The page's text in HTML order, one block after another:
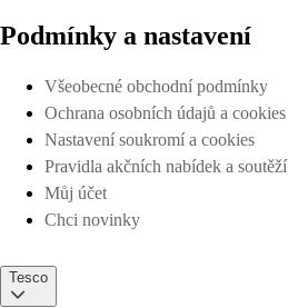
Podmínky a nastavení
Všeobecné obchodní podmínky
Ochrana osobních údajů a cookies
Nastavení soukromí a cookies
Pravidla akčních nabídek a soutěží
Můj účet
Chci novinky
Tesco